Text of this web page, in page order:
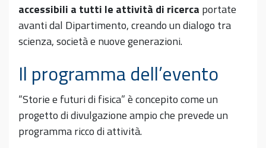
accessibili a tutti le attività di ricerca portate
avanti dal Dipartimento, creando un dialogo tra
scienza, società e nuove generazioni.
Il programma dell’evento
“Storie e futuri di fisica” è concepito come un
progetto di divulgazione ampio che prevede un
programma ricco di attività.